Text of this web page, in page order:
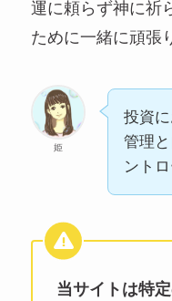
運に頼らず神に祈
ために一緒に頑張
姫
投資
管理
ント
当サイトは特